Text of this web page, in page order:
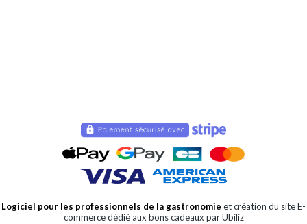
Logiciel pour les professionnels de la gastronomie et création du site E-
commerce dédié aux bons cadeaux par Ubiliz